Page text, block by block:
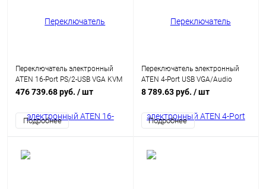
Переключатель электронный
ATEN 16-Port PS/2-USB VGA KVM
Switch with Daisy-Chain Port and
(CS1716A-AT-G)
476 739.68 руб. / шт
Подробнее
Переключатель электронный
ATEN 4-Port USB VGA/Audio
Cable KVM Switch (0.9m, 1.2m)
8 789.63 руб. / шт
Подробнее